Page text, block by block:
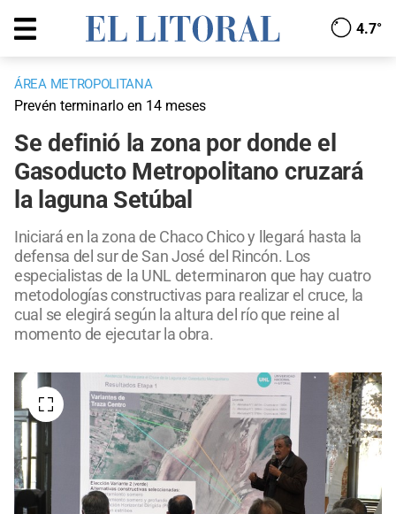
4.7°
ÁREA METROPOLITANA
Prevén terminarlo en 14 meses
Se definió la zona por donde el
Gasoducto Metropolitano cruzará
la laguna Setúbal
Iniciará en la zona de Chaco Chico y llegará hasta la
defensa del sur de San José del Rincón. Los
especialistas de la UNL determinaron que hay cuatro
metodologías constructivas para realizar el cruce, la
cual se elegirá según la altura del río que reine al
momento de ejecutar la obra.